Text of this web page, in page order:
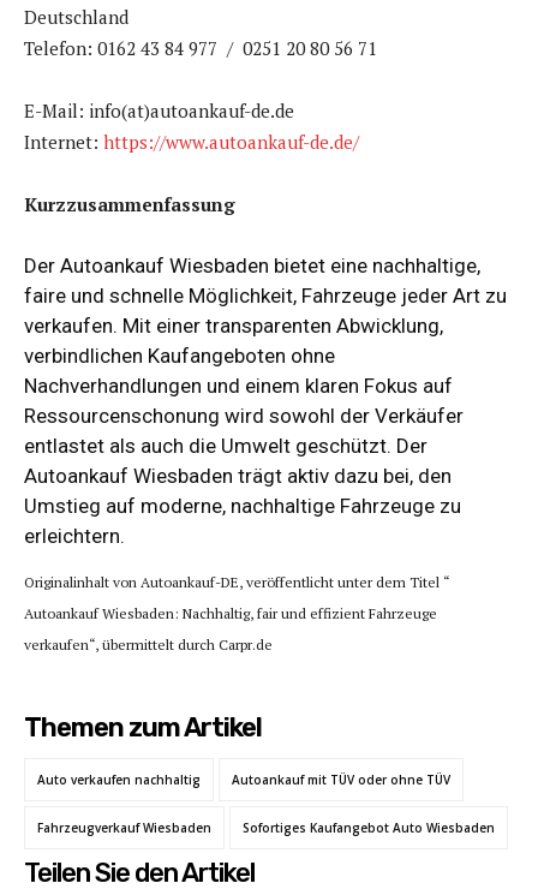
Deutschland
Telefon: 0162 43 84 977 / 0251 20 80 56 71
E-Mail: info(at)autoankauf-de.de
Internet: https://www.autoankauf-de.de/
Kurzzusammenfassung
Der Autoankauf Wiesbaden bietet eine nachhaltige,
faire und schnelle Möglichkeit, Fahrzeuge jeder Art zu
verkaufen. Mit einer transparenten Abwicklung,
verbindlichen Kaufangeboten ohne
Nachverhandlungen und einem klaren Fokus auf
Ressourcenschonung wird sowohl der Verkäufer
entlastet als auch die Umwelt geschützt. Der
Autoankauf Wiesbaden trägt aktiv dazu bei, den
Umstieg auf moderne, nachhaltige Fahrzeuge zu
erleichtern.
Originalinhalt von Autoankauf-DE, veröffentlicht unter dem Titel “
Autoankauf Wiesbaden: Nachhaltig, fair und effizient Fahrzeuge
verkaufen“, übermittelt durch Carpr.de
Themen zum Artikel
Auto verkaufen nachhaltig Autoankauf mit TÜV oder ohne TÜV
Fahrzeugverkauf Wiesbaden Sofortiges Kaufangebot Auto Wiesbaden
Teilen Sie den Artikel